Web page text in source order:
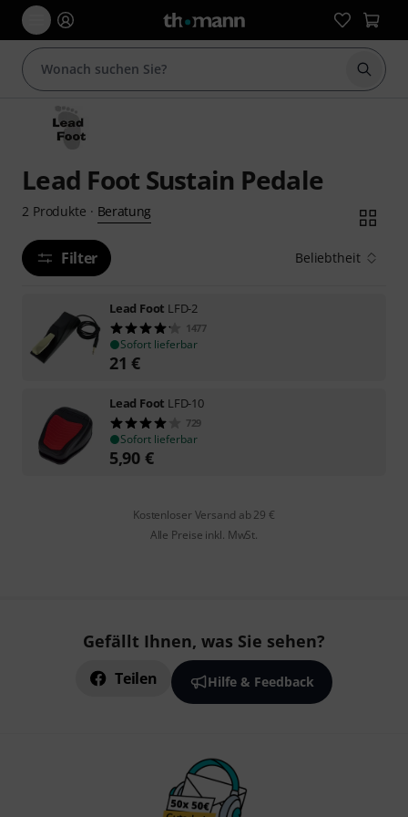
Suche
Lead Foot Sustain Pedale
2 Produkte · Beratung
Filter Beliebtheit
Lead Foot LFD-2
1477
Sofort lieferbar
21 €
Lead Foot LFD-10
729
Sofort lieferbar
5,90 €
Kostenloser Versand ab 29 €
Alle Preise inkl. MwSt.
Gefällt Ihnen, was Sie sehen?
Teilen Hilfe & Feedback